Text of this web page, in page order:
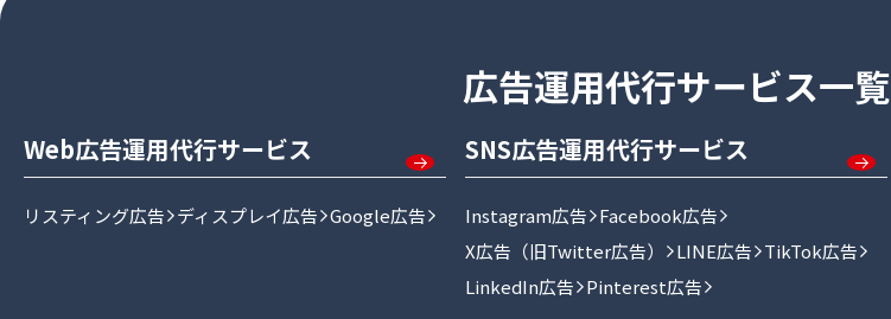
広告運用代行サービス一覧
Web広告運用代行サービス
リスティング広告 ディスプレイ広告 Google広告
SNS広告運用代行サービス
Instagram広告 Facebook広告
X広告（旧Twitter広告）
LINE広告 TikTok広告
LinkedIn広告 Pinterest広告